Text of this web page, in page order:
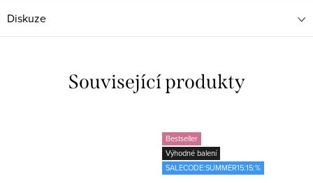
Diskuze
Související produkty
Bestseller
Výhodné balení
SALECODE:SUMMER15:15:%